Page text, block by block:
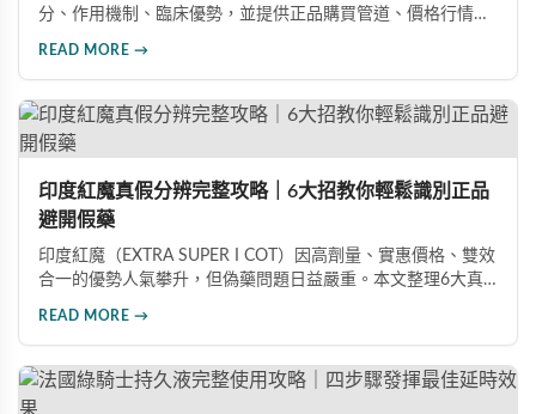
分、作用機制、臨床優勢，並提供正品購買管道、價格行情比
READ MORE →
印度紅魔真假分辨完整攻略｜6大招教你輕鬆識別正品
避開假藥
印度紅魔（EXTRA SUPER I COT）因高劑量、實惠價格、雙效
合一的優勢人氣攀升，但偽藥問題日益嚴重。本文整理6大真
READ MORE →